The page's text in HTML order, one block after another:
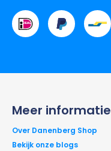
Meer informatie
Over Danenberg Shop
Bekijk onze blogs